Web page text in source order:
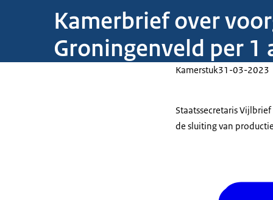
Kamerbrief over
Groningenveld per 1
Kamerstuk31-03-2023
Staatssecretaris
de sluiting van